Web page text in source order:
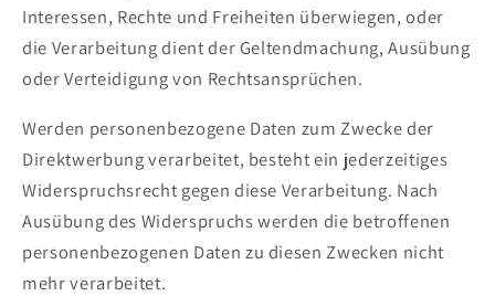
Interessen, Rechte und Freiheiten überwiegen, oder
die Verarbeitung dient der Geltendmachung, Ausübung
oder Verteidigung von Rechtsansprüchen.
Werden personenbezogene Daten zum Zwecke der
Direktwerbung verarbeitet, besteht ein jederzeitiges
Widerspruchsrecht gegen diese Verarbeitung. Nach
Ausübung des Widerspruchs werden die betroffenen
personenbezogenen Daten zu diesen Zwecken nicht
mehr verarbeitet.